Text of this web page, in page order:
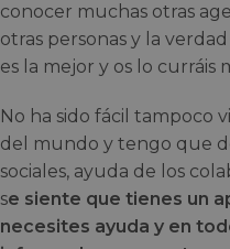
conocer muchas otras
otras personas y la
es la mejor y os lo curráis
No ha sido fácil tampoco
del mundo y tengo que
sociales, ayuda de los
se siente que tienes un
necesites ayuda y en